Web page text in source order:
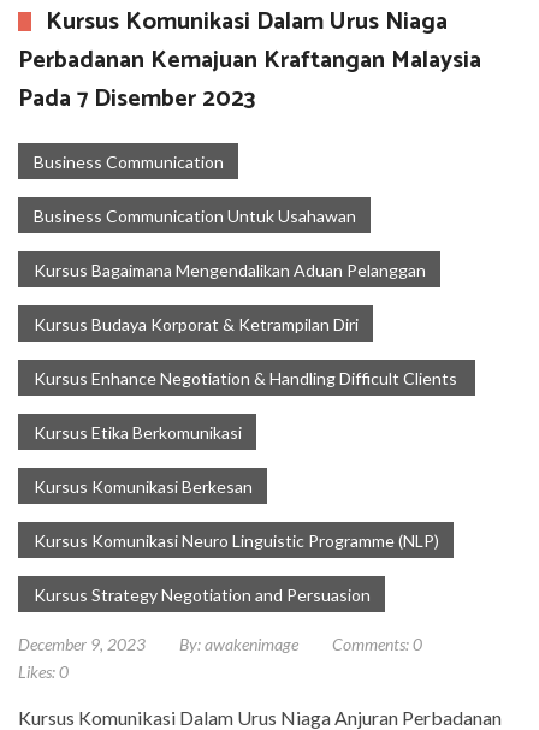
Kursus Komunikasi Dalam Urus Niaga
Perbadanan Kemajuan Kraftangan Malaysia
Pada 7 Disember 2023
Business Communication
Business Communication Untuk Usahawan
Kursus Bagaimana Mengendalikan Aduan Pelanggan
Kursus Budaya Korporat & Ketrampilan Diri
Kursus Enhance Negotiation & Handling Difficult Clients
Kursus Etika Berkomunikasi
Kursus Komunikasi Berkesan
Kursus Komunikasi Neuro Linguistic Programme (NLP)
Kursus Strategy Negotiation and Persuasion
December 9, 2023 By:awakenimage Comments:0
Likes:0
Kursus Komunikasi Dalam Urus Niaga Anjuran Perbadanan